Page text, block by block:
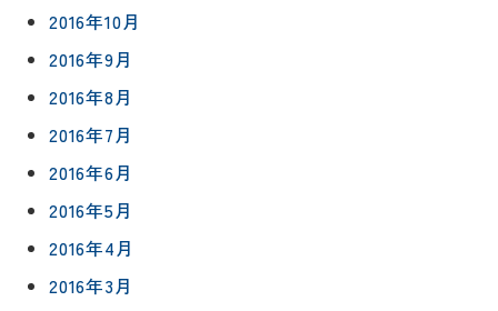
2016年10月
2016年9月
2016年8月
2016年7月
2016年6月
2016年5月
2016年4月
2016年3月